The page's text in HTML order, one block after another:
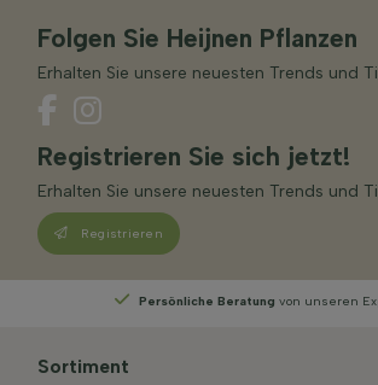
Folgen Sie Heijnen Pflanzen
Erhalten Sie unsere neuesten Trends und
Registrieren Sie sich jetzt!
Erhalten Sie unsere neuesten Trends und
Registrieren
unseren Experten
Sortiment